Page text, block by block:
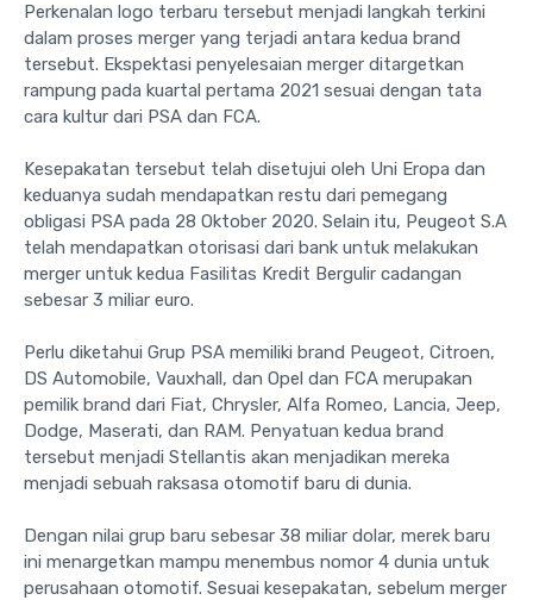
Perkenalan logo terbaru tersebut menjadi langkah terkini
dalam proses merger yang terjadi antara kedua brand
tersebut. Ekspektasi penyelesaian merger ditargetkan
rampung pada kuartal pertama 2021 sesuai dengan tata
cara kultur dari PSA dan FCA.
Kesepakatan tersebut telah disetujui oleh Uni Eropa dan
keduanya sudah mendapatkan restu dari pemegang
obligasi PSA pada 28 Oktober 2020. Selain itu, Peugeot S.A
telah mendapatkan otorisasi dari bank untuk melakukan
merger untuk kedua Fasilitas Kredit Bergulir cadangan
sebesar 3 miliar euro.
Perlu diketahui Grup PSA memiliki brand Peugeot, Citroen,
DS Automobile, Vauxhall, dan Opel dan FCA merupakan
pemilik brand dari Fiat, Chrysler, Alfa Romeo, Lancia, Jeep,
Dodge, Maserati, dan RAM. Penyatuan kedua brand
tersebut menjadi Stellantis akan menjadikan mereka
menjadi sebuah raksasa otomotif baru di dunia.
Dengan nilai grup baru sebesar 38 miliar dolar, merek baru
ini menargetkan mampu menembus nomor 4 dunia untuk
perusahaan otomotif. Sesuai kesepakatan, sebelum merger